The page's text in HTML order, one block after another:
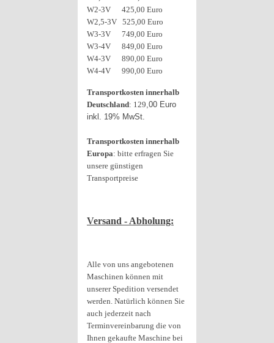
W2-3V 425,00 Euro
W2,5-3V 525,00 Euro
W3-3V 749,00 Euro
W3-4V 849,00 Euro
W4-3V 890,00 Euro
W4-4V 990,00 Euro
Transportkosten innerhalb
Deutschland: 129,00 Euro
inkl. 19% MwSt.
Transportkosten innerhalb
Europa: bitte erfragen Sie
unsere günstigen
Transportpreise
Versand - Abholung:
Alle von uns angebotenen
Maschinen können mit
unserer Spedition versendet
werden. Natürlich können Sie
auch jederzeit nach
Terminvereinbarung die von
Ihnen gekaufte Maschine bei